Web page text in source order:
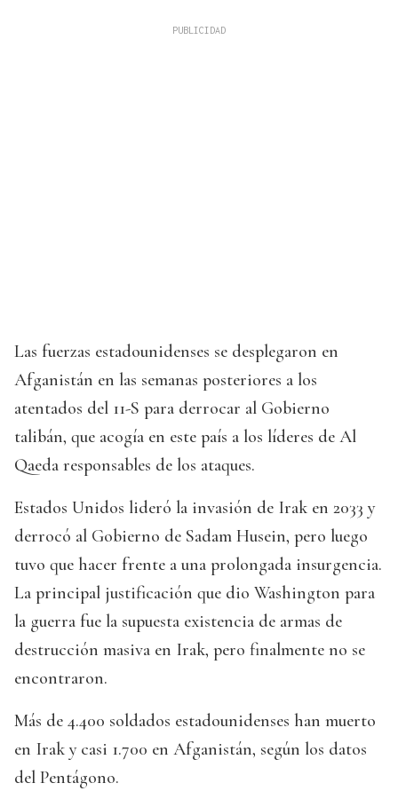
Las fuerzas estadounidenses se desplegaron en
Afganistán en las semanas posteriores a los
atentados del 11-S para derrocar al Gobierno
talibán, que acogía en este país a los líderes de Al
Qaeda responsables de los ataques.
Estados Unidos lideró la invasión de Irak en 2033 y
derrocó al Gobierno de Sadam Husein, pero luego
tuvo que hacer frente a una prolongada insurgencia.
La principal justificación que dio Washington para
la guerra fue la supuesta existencia de armas de
destrucción masiva en Irak, pero finalmente no se
encontraron.
Más de 4.400 soldados estadounidenses han muerto
en Irak y casi 1.700 en Afganistán, según los datos
del Pentágono.